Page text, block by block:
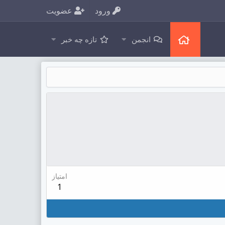
ورود عضویت
انجمن تازه چه خبر
امتیاز
1